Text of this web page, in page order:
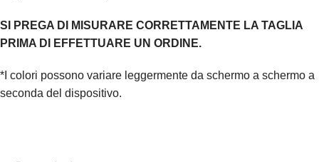
SI PREGA DI MISURARE CORRETTAMENTE LA TAGLIA
PRIMA DI EFFETTUARE UN ORDINE.
*I colori possono variare leggermente da schermo a schermo a
seconda del dispositivo.